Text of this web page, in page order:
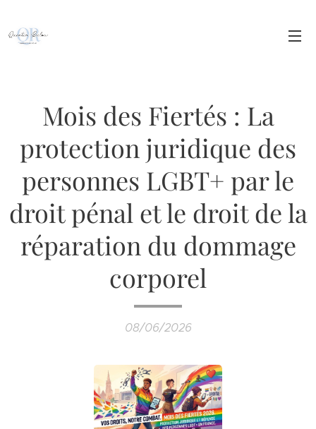
Mois des Fiertés : La
protection juridique des
personnes LGBT+ par le
droit pénal et le droit de la
réparation du dommage
corporel
08/06/2026